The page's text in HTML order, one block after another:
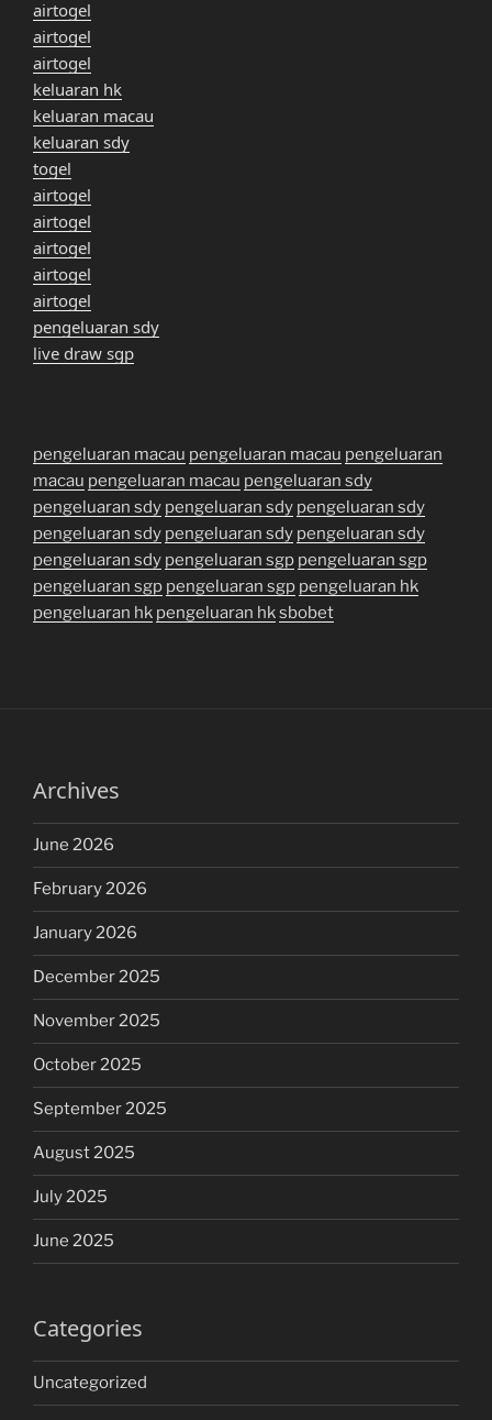
airtogel
airtogel
airtogel
keluaran hk
keluaran macau
keluaran sdy
togel
airtogel
airtogel
airtogel
airtogel
airtogel
pengeluaran sdy
live draw sgp
pengeluaran macau pengeluaran macau pengeluaran
macau pengeluaran macau pengeluaran sdy
pengeluaran sdy pengeluaran sdy pengeluaran sdy
pengeluaran sdy pengeluaran sdy pengeluaran sdy
pengeluaran sdy pengeluaran sgp pengeluaran sgp
pengeluaran sgp pengeluaran sgp pengeluaran hk
pengeluaran hk pengeluaran hksbobet
Archives
June 2026
February 2026
January 2026
December 2025
November 2025
October 2025
September 2025
August 2025
July 2025
June 2025
Categories
Uncategorized